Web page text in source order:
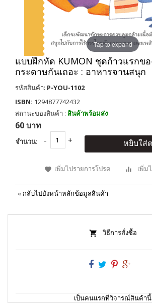
Tap to expand
แบบฝึกหัด KUMON ชุดก้าวแรกข
กระดาษกันเถอะ : อาหารจานสนุก
รหัสสินค้า: P-YOU-1102
ISBN: 1294877742432
สถานะของสินค้า : สินค้าพร้อมส่ง
60 บาท
จำนวน: หยิบใส่
เพิ่มไปรายการโปรด เพิ่ม
« กลับไปยังหน้าหลักข้อมูลสินค้า
วิธีการสั่งซื้อ
เป็นคนแรกที่วิจารณ์สินค้านี้